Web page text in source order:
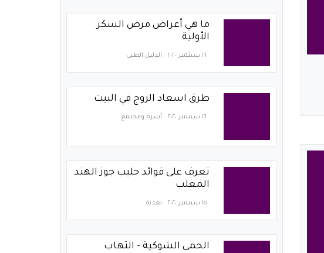
ما هي أعراض مرض السكر
الأولية
١٦ سبتمبر ٢٠٢٠ الدليل الطبي
طرق اسعاد الزوج في البيت
١٦ سبتمبر ٢٠٢٠ أسرة ومجتمع
تعرف على فوائد حليب جوز الهند
المعلب
١٥ سبتمبر ٢٠٢٠ تغذية
الحمى الشوكية - التهاب